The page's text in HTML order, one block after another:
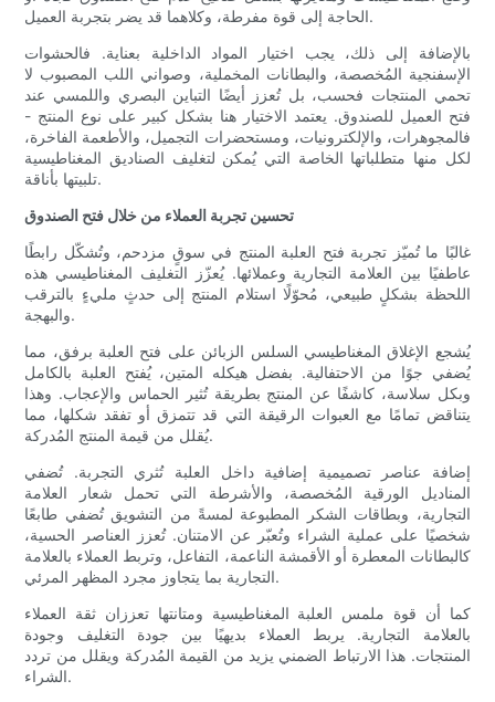
الحاجة إلى قوة مفرطة، وكلاهما قد يضر بتجربة العميل.
بالإضافة إلى ذلك، يجب اختيار المواد الداخلية بعناية. فالحشوات
الإسفنجية المُخصصة، والبطانات المخملية، وصواني اللب المصبوب لا
تحمي المنتجات فحسب، بل تُعزز أيضًا التباين البصري واللمسي عند
فتح العميل للصندوق. يعتمد الاختيار هنا بشكل كبير على نوع المنتج -
فالمجوهرات، والإلكترونيات، ومستحضرات التجميل، والأطعمة الفاخرة،
لكل منها متطلباتها الخاصة التي يُمكن لتغليف الصناديق المغناطيسية
تلبيتها بأناقة.
تحسين تجربة العملاء من خلال فتح الصندوق
غالبًا ما تُميّز تجربة فتح العلبة المنتج في سوقٍ مزدحم، وتُشكّل رابطًا
عاطفيًا بين العلامة التجارية وعملائها. يُعزّز التغليف المغناطيسي هذه
اللحظة بشكلٍ طبيعي، مُحوّلًا استلام المنتج إلى حدثٍ مليءٍ بالترقب
والبهجة.
يُشجع الإغلاق المغناطيسي السلس الزبائن على فتح العلبة برفق، مما
يُضفي جوًا من الاحتفالية. بفضل هيكله المتين، يُفتح العلبة بالكامل
وبكل سلاسة، كاشفًا عن المنتج بطريقة تُثير الحماس والإعجاب. وهذا
يتناقض تمامًا مع العبوات الرقيقة التي قد تتمزق أو تفقد شكلها، مما
يُقلل من قيمة المنتج المُدركة.
إضافة عناصر تصميمية إضافية داخل العلبة تُثري التجربة. تُضفي
المناديل الورقية المُخصصة، والأشرطة التي تحمل شعار العلامة
التجارية، وبطاقات الشكر المطبوعة لمسةً من التشويق تُضفي طابعًا
شخصيًا على عملية الشراء وتُعبّر عن الامتنان. تُعزز العناصر الحسية،
كالبطانات المعطرة أو الأقمشة الناعمة، التفاعل، وتربط العملاء بالعلامة
التجارية بما يتجاوز مجرد المظهر المرئي.
كما أن قوة ملمس العلبة المغناطيسية ومتانتها تعززان ثقة العملاء
بالعلامة التجارية. يربط العملاء بديهيًا بين جودة التغليف وجودة
المنتجات. هذا الارتباط الضمني يزيد من القيمة المُدركة ويقلل من تردد
الشراء.